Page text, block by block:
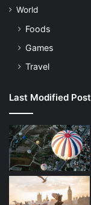
World
Foods
Games
Travel
Last Modified